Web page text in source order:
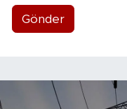
Gönder